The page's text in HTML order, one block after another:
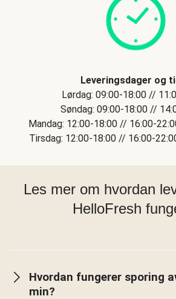
Leveringsdager og
Lørdag: 09:00-18:00 //
Søndag: 09:00-18:00 //
Mandag: 12:00-18:00 // 16:00-
Tirsdag: 12:00-18:00 // 16:00-
Les mer om hvordan
HelloFresh
Hvordan fungerer sporing
min?